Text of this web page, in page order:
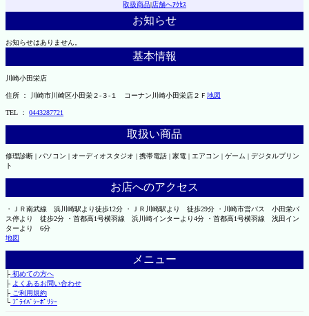
取扱商品|店舗へｱｸｾｽ
お知らせ
お知らせはありません。
基本情報
川崎小田栄店
住所 ： 川崎市川崎区小田栄２‐３‐１ コーナン川崎小田栄店２Ｆ 地図
TEL ： 0443287721
取扱い商品
修理診断 | パソコン | オーディオスタジオ | 携帯電話 | 家電 | エアコン | ゲーム | デジタルプリン
ト
お店へのアクセス
・ＪＲ南武線 浜川崎駅より徒歩12分 ・ＪＲ川崎駅より 徒歩29分 ・川崎市営バス 小田栄バ
ス停より 徒歩2分 ・首都高1号横羽線 浜川崎インターより4分 ・首都高1号横羽線 浅田イン
ターより 6分
地図
メニュー
├初めての方へ
├ よくあるお問い合わせ
├ご利用規約
└ﾌﾟﾗｲﾊﾞｼｰﾎﾟﾘｼｰ